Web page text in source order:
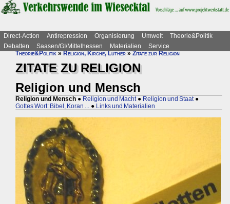
Direct-Action Antirepression Organisierung Umwelt
Theorie&Politik
Debatten
Saasen/GI/Mittelhessen Materialien
Service
Theorie&Politik»Religion, Kirche, Luther»Zitate zur Religion
ZITATE ZU RELIGION
Religion und Mensch
Religion und Mensch ● Religion und Macht ● Religion und Staat ●
Gottes Wort: Bibel, Koran ... ● Links und Materialien